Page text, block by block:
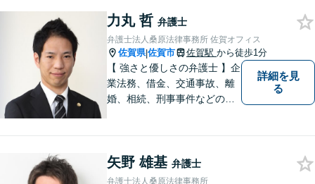
力丸 哲 弁護士
弁護士法人桑原法律事務所 佐賀オフィス
佐賀県|佐賀市 佐賀駅 から徒歩1分
【 強さと優しさの弁護士 】企
業法務、借金、交通事故、離
婚、相続、刑事事件などのご
なリーガルサービスを提供い
たします。
詳細を見
る
矢野 雄基 弁護士
弁護士法人桑原法律事務所